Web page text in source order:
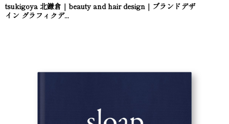
tsukigoya 北鎌倉｜beauty and hair design｜ブランドデザ
イン グラフィクデ...